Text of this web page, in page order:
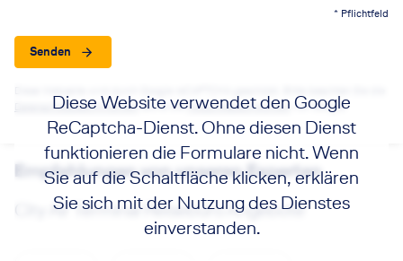
* Pflichtfeld
Senden
Diese Website verwendet den Google
ReCaptcha-Dienst. Ohne diesen Dienst
funktionieren die Formulare nicht. Wenn
Sie auf die Schaltfläche klicken, erklären
Sie sich mit der Nutzung des Dienstes
einverstanden.
Datenschutzbestimmungensowie dieNutzungsbedingungen von Google.
Empfehlungen von unseren Experten
City Air Terminal Reisebüro Angebote